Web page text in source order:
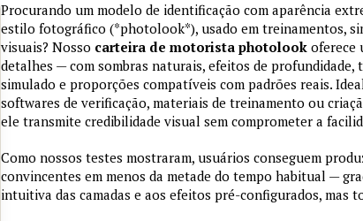
Procurando um modelo de identificação com aparência
estilo fotográfico (*photolook*), usado em treinamentos,
visuais? Nosso carteira de motorista photolook oferece
detalhes — com sombras naturais, efeitos de profundidade,
simulado e proporções compatíveis com padrões reais.
softwares de verificação, materiais de treinamento ou
ele transmite credibilidade visual sem comprometer a
Como nossos testes mostraram, usuários conseguem
convincentes em menos da metade do tempo habitual —
intuitiva das camadas e aos efeitos pré-configurados, mas